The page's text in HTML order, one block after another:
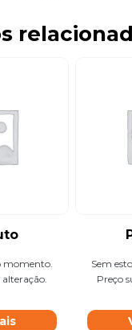
momento.
alteração.
Sem
Preço